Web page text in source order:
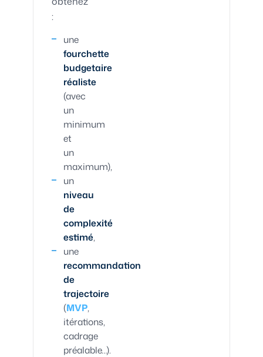
:
une
fourchette
budgetaire
réaliste
(avec
un
minimum
et
un
maximum),
un
niveau
de
complexité
estimé,
une
recommandation
de
trajectoire
(MVP,
itérations,
cadrage
préalable…).